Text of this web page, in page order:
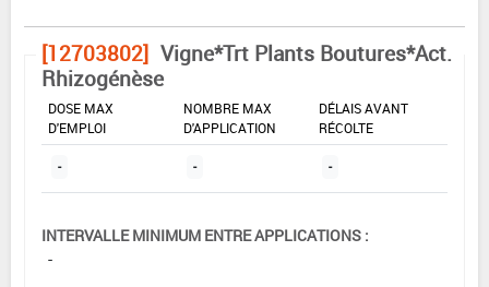
[12703802] Vigne*Trt Plants Boutures*Act.
Rhizogénèse
DOSE MAX
D'EMPLOI
NOMBRE MAX
D'APPLICATION
DÉLAIS AVANT
RÉCOLTE
- - -
INTERVALLE MINIMUM ENTRE APPLICATIONS :
-